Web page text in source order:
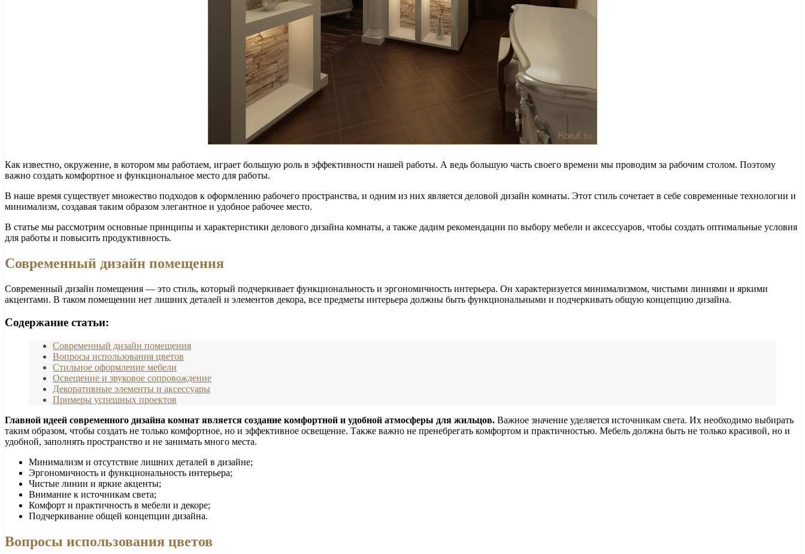
Как известно, окружение, в котором мы работаем, играет большую роль в эффективности нашей работы. А ведь большую часть своего времени мы проводим за рабочим столом. Поэтому
важно создать комфортное и функциональное место для работы.
В наше время существует множество подходов к оформлению рабочего пространства, и одним из них является деловой дизайн комнаты. Этот стиль сочетает в себе современные технологии и
минимализм, создавая таким образом элегантное и удобное рабочее место.
В статье мы рассмотрим основные принципы и характеристики делового дизайна комнаты, а также дадим рекомендации по выбору мебели и аксессуаров, чтобы создать оптимальные условия
для работы и повысить продуктивность.
Современный дизайн помещения
Современный дизайн помещения — это стиль, который подчеркивает функциональность и эргономичность интерьера. Он характеризуется минимализмом, чистыми линиями и яркими
акцентами. В таком помещении нет лишних деталей и элементов декора, все предметы интерьера должны быть функциональными и подчеркивать общую концепцию дизайна.
Содержание статьи:
Современный дизайн помещения
Вопросы использования цветов
Стильное оформление мебели
Освещение и звуковое сопровождение
Декоративные элементы и аксессуары
Примеры успешных проектов
Главной идеей современного дизайна комнат является создание комфортной и удобной атмосферы для жильцов. Важное значение уделяется источникам света. Их необходимо выбирать
таким образом, чтобы создать не только комфортное, но и эффективное освещение. Также важно не пренебрегать комфортом и практичностью. Мебель должна быть не только красивой, но и
удобной, заполнять пространство и не занимать много места.
Минимализм и отсутствие лишних деталей в дизайне;
Эргономичность и функциональность интерьера;
Чистые линии и яркие акценты;
Внимание к источникам света;
Комфорт и практичность в мебели и декоре;
Подчеркивание общей концепции дизайна.
Вопросы использования цветов